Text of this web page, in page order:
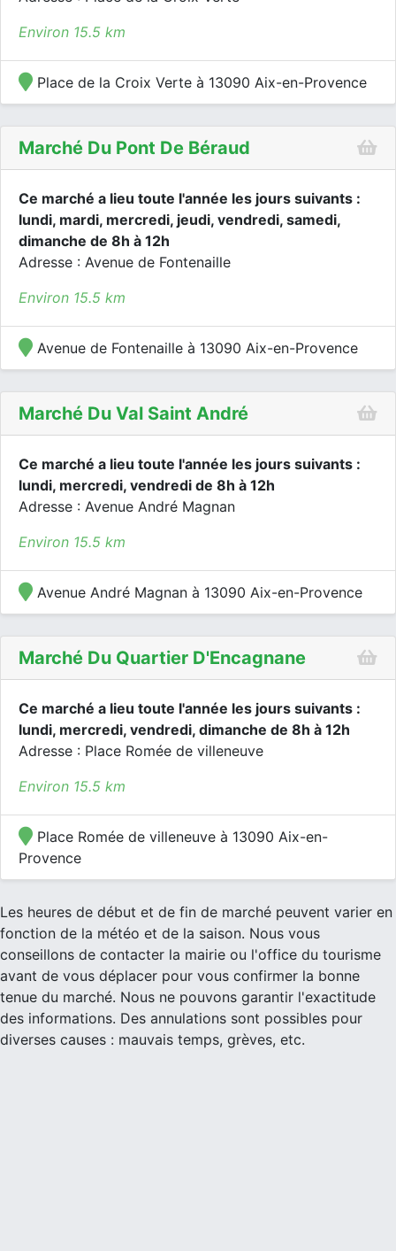
Environ 15.5 km
Place de la Croix Verte à 13090 Aix-en-Provence
Marché Du Pont De Béraud
Ce marché a lieu toute l'année les jours suivants :
lundi, mardi, mercredi, jeudi, vendredi, samedi,
dimanche de 8h à 12h
Adresse : Avenue de Fontenaille
Environ 15.5 km
Avenue de Fontenaille à 13090 Aix-en-Provence
Marché Du Val Saint André
Ce marché a lieu toute l'année les jours suivants :
lundi, mercredi, vendredi de 8h à 12h
Adresse : Avenue André Magnan
Environ 15.5 km
Avenue André Magnan à 13090 Aix-en-Provence
Marché Du Quartier D'Encagnane
Ce marché a lieu toute l'année les jours suivants :
lundi, mercredi, vendredi, dimanche de 8h à 12h
Adresse : Place Romée de villeneuve
Environ 15.5 km
Place Romée de villeneuve à 13090 Aix-en-
Provence
Les heures de début et de fin de marché peuvent varier en
fonction de la météo et de la saison. Nous vous
conseillons de contacter la mairie ou l'office du tourisme
avant de vous déplacer pour vous confirmer la bonne
tenue du marché. Nous ne pouvons garantir l'exactitude
des informations. Des annulations sont possibles pour
diverses causes : mauvais temps, grèves, etc.